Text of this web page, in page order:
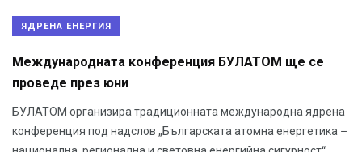
ЯДРЕНА ЕНЕРГИЯ
Международната конференция БУЛАТОМ ще се
проведе през юни
БУЛАТОМ организира традиционната международна ядрена
конференция под надслов „Българската атомна енергетика –